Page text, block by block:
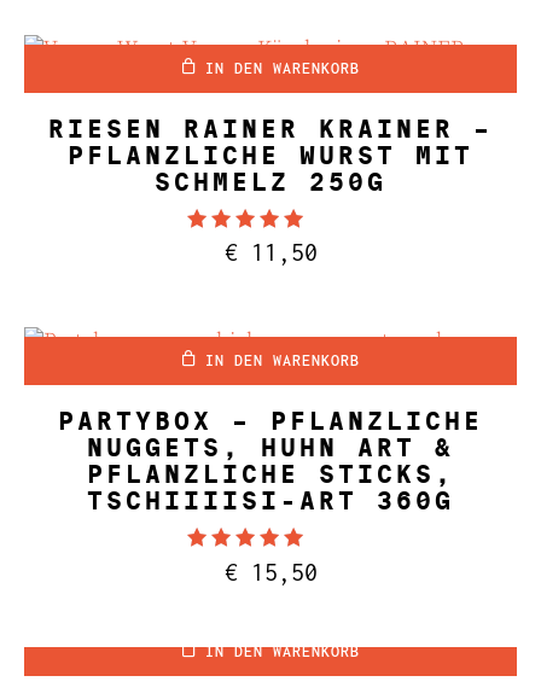
IN DEN WARENKORB
RIESEN RAINER KRAINER –
PFLANZLICHE WURST MIT
SCHMELZ 250G
Bewertet mit
4.94
€ 11,50
IN DEN WARENKORB
PARTYBOX – PFLANZLICHE
NUGGETS, HUHN ART &
PFLANZLICHE STICKS,
TSCHIIIISI-ART 360G
Bewertet mit
5.00
€ 15,50
IN DEN WARENKORB